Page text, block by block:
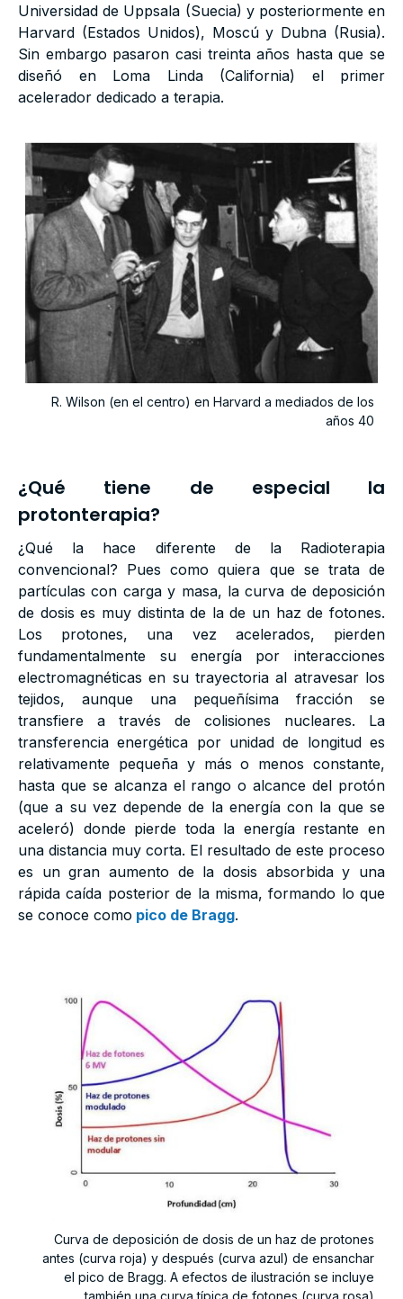
Universidad de Uppsala (Suecia) y posteriormente en
Harvard (Estados Unidos), Moscú y Dubna (Rusia).
Sin embargo pasaron casi treinta años hasta que se
diseñó en Loma Linda (California) el primer
acelerador dedicado a terapia.
R. Wilson (en el centro) en Harvard a mediados de los
años 40
¿Qué tiene de especial la
protonterapia?
¿Qué la hace diferente de la Radioterapia
convencional? Pues como quiera que se trata de
partículas con carga y masa, la curva de deposición
de dosis es muy distinta de la de un haz de fotones.
Los protones, una vez acelerados, pierden
fundamentalmente su energía por interacciones
electromagnéticas en su trayectoria al atravesar los
tejidos, aunque una pequeñísima fracción se
transfiere a través de colisiones nucleares. La
transferencia energética por unidad de longitud es
relativamente pequeña y más o menos constante,
hasta que se alcanza el rango o alcance del protón
(que a su vez depende de la energía con la que se
aceleró) donde pierde toda la energía restante en
una distancia muy corta. El resultado de este proceso
es un gran aumento de la dosis absorbida y una
rápida caída posterior de la misma, formando lo que
se conoce como pico de Bragg.
Curva de deposición de dosis de un haz de protones
antes (curva roja) y después (curva azul) de ensanchar
el pico de Bragg. A efectos de ilustración se incluye
también una curva típica de fotones (curva rosa)